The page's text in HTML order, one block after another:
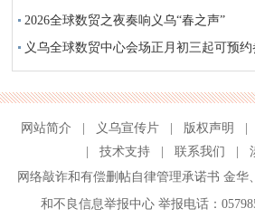
2026全球数贸之夜奏响义乌“春之声”
义乌全球数贸中心会场正月初三起可预约
网站简介 义乌宣传片 版权声明
技术支持 联系我们
网络敲诈和有偿删帖自律管理承诺书 金华、
和不良信息举报中心举报电话：